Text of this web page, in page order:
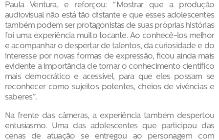
Paula Ventura, e reforçou: “Mostrar que a produção
audiovisual não está tão distante e que esses adolescentes
também podem ser protagonistas de suas próprias histórias
foi uma experiência muito tocante. Ao conhecê-los melhor
e acompanhar o despertar de talentos, da curiosidade e do
interesse por novas formas de expressão, ficou ainda mais
evidente a importância de tornar o conhecimento científico
mais democrático e acessível, para que eles possam se
reconhecer como sujeitos potentes, cheios de vivências e
saberes”.
Na frente das câmeras, a experiência também despertou
entusiasmo. Uma das adolescentes que participou das
cenas de atuação se entregou ao personagem com